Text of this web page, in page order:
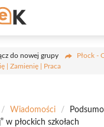
do nowej grupy
Płock -
| Zamienię | Praca
/ Wiadomości /
w płockich szkołach